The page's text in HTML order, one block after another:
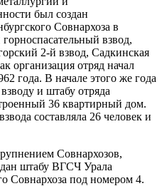
был создан
Совнархоза в
взвод,
2-й взвод, Садкинская
отряд начал
года. В начале этого же года
и штабу отряда
36 квартирный дом.
составляла 26 человек и
Совнархозов,
штабу ВГСЧ Урала
Совнархоза под номером 4.